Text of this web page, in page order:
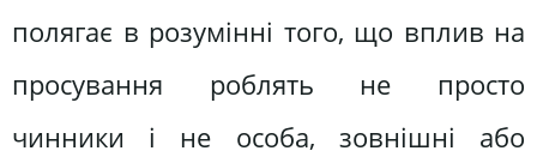
полягає в розумінні того, що вплив на
просування роблять не просто
чинники і не особа, зовнішні або